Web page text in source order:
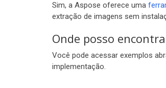
Sim, a Aspose oferece uma
extração de imagens sem
Onde posso
Você pode acessar exemplos
implementação.